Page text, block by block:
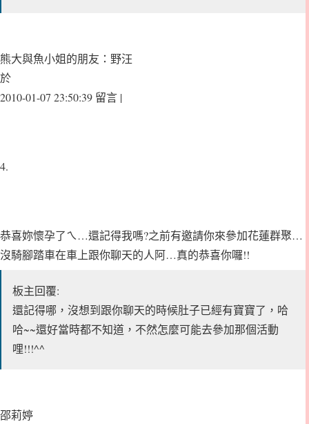
熊大與魚小姐的朋友：野汪
於
2010-01-07 23:50:39 留言 |
4.
恭喜妳懷孕了ㄟ…還記得我嗎?之前有邀請你來參加花蓮群聚…
沒騎腳踏車在車上跟你聊天的人阿…真的恭喜你囉!!
板主回覆:
還記得哪，沒想到跟你聊天的時候肚子已經有寶寶了，哈
哈~~還好當時都不知道，不然怎麼可能去參加那個活動
哩!!!^^
邵莉婷